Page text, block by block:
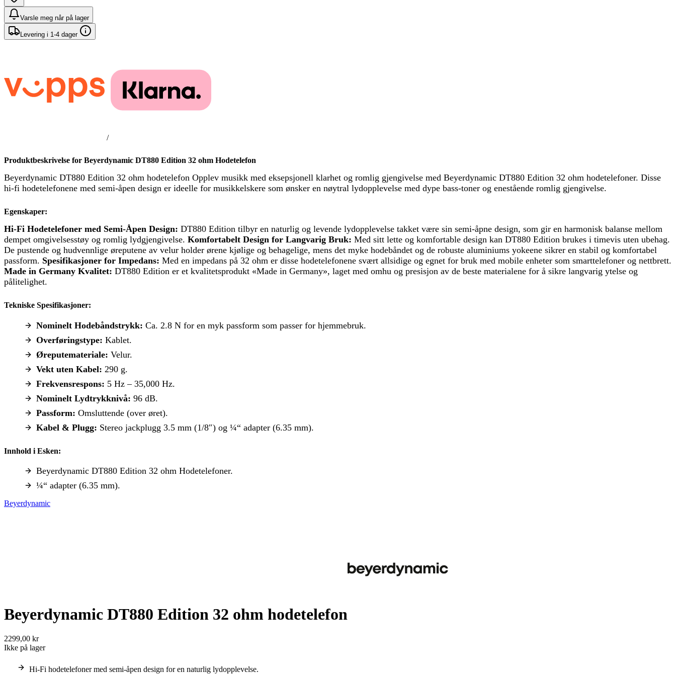
Varsle meg når på lager
Levering i 1-4 dager
/
Produktbeskrivelse for Beyerdynamic DT880 Edition 32 ohm Hodetelefon
Beyerdynamic DT880 Edition 32 ohm hodetelefon Opplev musikk med eksepsjonell klarhet og romlig gjengivelse med Beyerdynamic DT880 Edition 32 ohm hodetelefoner. Disse
hi-fi hodetelefonene med semi-åpen design er ideelle for musikkelskere som ønsker en nøytral lydopplevelse med dype bass-toner og enestående romlig gjengivelse.
Egenskaper:
Hi-Fi Hodetelefoner med Semi-Åpen Design: DT880 Edition tilbyr en naturlig og levende lydopplevelse takket være sin semi-åpne design, som gir en harmonisk balanse mellom
dempet omgivelsesstøy og romlig lydgjengivelse. Komfortabelt Design for Langvarig Bruk: Med sitt lette og komfortable design kan DT880 Edition brukes i timevis uten ubehag.
De pustende og hudvennlige øreputene av velur holder ørene kjølige og behagelige, mens det myke hodebåndet og de robuste aluminiums yokeene sikrer en stabil og komfortabel
passform. Spesifikasjoner for Impedans: Med en impedans på 32 ohm er disse hodetelefonene svært allsidige og egnet for bruk med mobile enheter som smarttelefoner og nettbrett.
Made in Germany Kvalitet: DT880 Edition er et kvalitetsprodukt «Made in Germany», laget med omhu og presisjon av de beste materialene for å sikre langvarig ytelse og
pålitelighet.
Tekniske Spesifikasjoner:
Nominelt Hodebåndstrykk: Ca. 2.8 N for en myk passform som passer for hjemmebruk.
Overføringstype: Kablet.
Øreputemateriale: Velur.
Vekt uten Kabel: 290 g.
Frekvensrespons: 5 Hz – 35,000 Hz.
Nominelt Lydtrykknivå: 96 dB.
Passform: Omsluttende (over øret).
Kabel & Plugg: Stereo jackplugg 3.5 mm (1/8″) og ¼“ adapter (6.35 mm).
Innhold i Esken:
Beyerdynamic DT880 Edition 32 ohm Hodetelefoner.
¼“ adapter (6.35 mm).
Beyerdynamic
Beyerdynamic DT880 Edition 32 ohm hodetelefon
2299,00 kr
Ikke på lager
Hi-Fi hodetelefoner med semi-åpen design for en naturlig lydopplevelse.